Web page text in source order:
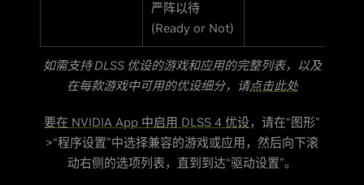
严阵以待
(Ready or Not)
如需支持 DLSS 优设的游戏和应用的完整列表，以及
在每款游戏中可用的优设细分，请点击此处
要在 NVIDIA App 中启用 DLSS 4 优设，请在“图形”
>“程序设置”中选择兼容的游戏或应用，然后向下滚
动右侧的选项列表，直到到达“驱动设置”。